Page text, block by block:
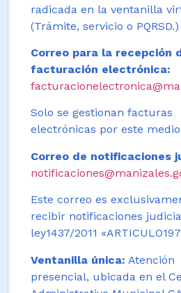
radicada en la ventanilla
(Trámite, servicio o PQRSD.)
Correo para la recepción
facturación electrónica:
Solo se gestionan facturas
electrónicas por este
Correo de notificaciones
Este correo es
recibir notificaciones
ley1437/2011 «ARTICULO197
Ventanilla única: Atención
presencial, ubicada en el